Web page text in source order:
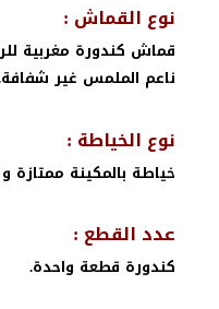
نوع القماش :
قماش كندورة مغربية
ناعم الملمس غير
نوع الخياطة :
خياطة بالمكينة ممتازة
عدد القطع :
كندورة قطعة واحدة.